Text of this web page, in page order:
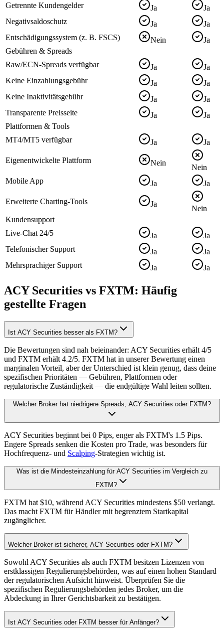
Getrennte Kundengelder
Ja
Ja
Negativsaldoschutz
Ja
Ja
Entschädigungssystem (z. B. FSCS)
Nein
Ja
Gebühren & Spreads
Raw/ECN-Spreads verfügbar
Ja
Ja
Keine Einzahlungsgebühr
Ja
Ja
Keine Inaktivitätsgebühr
Ja
Ja
Transparente Preisseite
Ja
Ja
Plattformen & Tools
MT4/MT5 verfügbar
Ja Ja
Eigenentwickelte Plattform Nein
Nein
Mobile App
Ja Ja
Erweiterte Charting-Tools Ja
Nein
Kundensupport
Live-Chat 24/5
Ja
Ja
Telefonischer Support
Ja
Ja
Mehrsprachiger Support
Ja Ja
ACY Securities vs FXTM: Häufig
gestellte Fragen
Ist ACY Securities besser als FXTM?
Die Bewertungen sind nah beieinander: ACY Securities erhält 4/5
und FXTM erhält 4.2/5. FXTM hat in unserer Bewertung einen
marginalen Vorteil, aber der Unterschied ist klein genug, dass deine
spezifischen Prioritäten — Gebühren, Plattformen oder
regulatorische Zuständigkeit — die endgültige Wahl leiten sollten.
Welcher Broker hat niedrigere Spreads, ACY Securities oder FXTM?
ACY Securities beginnt bei 0 Pips, enger als FXTM's 1.5 Pips.
Engere Spreads senken die Kosten pro Trade, was besonders für
Hochfrequenz- und Scalping-Strategien wichtig ist.
Was ist die Mindesteinzahlung für ACY Securities im Vergleich zu
FXTM?
FXTM hat $10, während ACY Securities mindestens $50 verlangt.
Das macht FXTM für Händler mit begrenztem Startkapital
zugänglicher.
Welcher Broker ist sicherer, ACY Securities oder FXTM?
Sowohl ACY Securities als auch FXTM besitzen Lizenzen von
erstklassigen Regulierungsbehörden, was auf einen hohen Standard
der regulatorischen Aufsicht hinweist. Überprüfen Sie die
spezifischen Regulierungsbehörden jedes Broker, um die
Abdeckung in Ihrer Gerichtsbarkeit zu bestätigen.
Ist ACY Securities oder FXTM besser für Anfänger?